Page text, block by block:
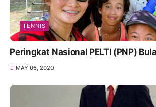
TENNIS
Peringkat Nasional PELTI (PNP)
MAY 06, 2020